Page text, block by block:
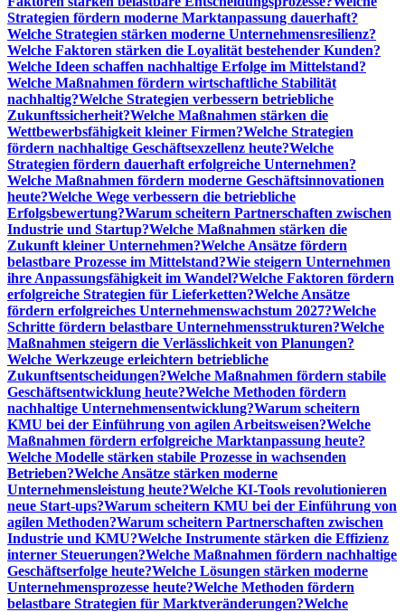
Strategien fördern moderne Marktanpassung dauerhaft?
Welche Strategien stärken moderne Unternehmensresilienz?
Welche Faktoren stärken die Loyalität bestehender Kunden?
Welche Ideen schaffen nachhaltige Erfolge im Mittelstand?
Welche Maßnahmen fördern wirtschaftliche Stabilität
nachhaltig?Welche Strategien verbessern betriebliche
Zukunftssicherheit?Welche Maßnahmen stärken die
Wettbewerbsfähigkeit kleiner Firmen?Welche Strategien
fördern nachhaltige Geschäftsexzellenz heute?Welche
Strategien fördern dauerhaft erfolgreiche Unternehmen?
Welche Maßnahmen fördern moderne Geschäftsinnovationen
heute?Welche Wege verbessern die betriebliche
Erfolgsbewertung?Warum scheitern Partnerschaften zwischen
Industrie und Startup?Welche Maßnahmen stärken die
Zukunft kleiner Unternehmen?Welche Ansätze fördern
belastbare Prozesse im Mittelstand?Wie steigern Unternehmen
ihre Anpassungsfähigkeit im Wandel?Welche Faktoren fördern
erfolgreiche Strategien für Lieferketten?Welche Ansätze
fördern erfolgreiches Unternehmenswachstum 2027?Welche
Schritte fördern belastbare Unternehmensstrukturen?Welche
Maßnahmen steigern die Verlässlichkeit von Planungen?
Welche Werkzeuge erleichtern betriebliche
Zukunftsentscheidungen?Welche Maßnahmen fördern stabile
Geschäftsentwicklung heute?Welche Methoden fördern
nachhaltige Unternehmensentwicklung?Warum scheitern
KMU bei der Einführung von agilen Arbeitsweisen?Welche
Maßnahmen fördern erfolgreiche Marktanpassung heute?
Welche Modelle stärken stabile Prozesse in wachsenden
Betrieben?Welche Ansätze stärken moderne
Unternehmensleistung heute?Welche KI-Tools revolutionieren
neue Start-ups?Warum scheitern KMU bei der Einführung von
agilen Methoden?Warum scheitern Partnerschaften zwischen
Industrie und KMU?Welche Instrumente stärken die Effizienz
interner Steuerungen?Welche Maßnahmen fördern nachhaltige
Geschäftserfolge heute?Welche Lösungen stärken moderne
Unternehmensprozesse heute?Welche Methoden fördern
belastbare Strategien für Marktveränderungen?Welche